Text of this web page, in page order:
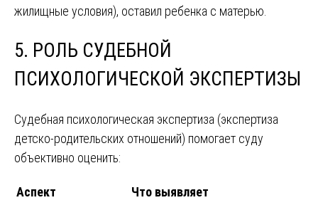
жилищные условия), оставил ребенка с матерью.
5. РОЛЬ СУДЕБНОЙ
ПСИХОЛОГИЧЕСКОЙ ЭКСПЕРТИЗЫ
Судебная психологическая экспертиза (экспертиза
детско-родительских отношений) помогает суду
объективно оценить:
Аспект
Что выявляет